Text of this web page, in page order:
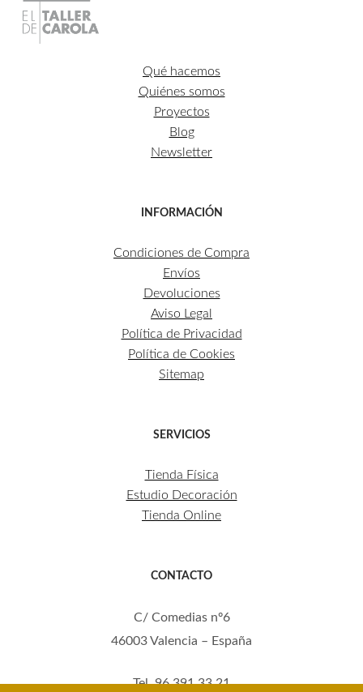
Qué hacemos
Quiénes somos
Proyectos
Blog
Newsletter
INFORMACIÓN
Condiciones de Compra
Envíos
Devoluciones
Aviso Legal
Política de Privacidad
Política de Cookies
Sitemap
SERVICIOS
Tienda Física
Estudio Decoración
Tienda Online
CONTACTO
C/ Comedias nº6
46003 Valencia – España
Tel. 96 391 33 21